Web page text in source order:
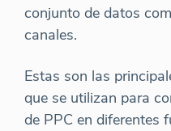
conjunto de datos
canales.
Estas son las
que se utilizan para
de PPC en diferentes